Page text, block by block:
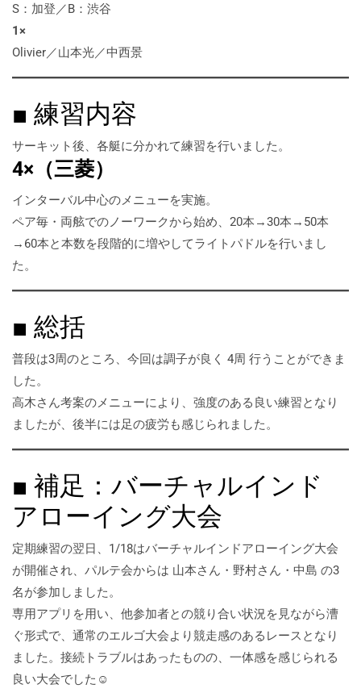
S：加登／B：渋谷
1×
Olivier／山本光／中西景
■ 練習内容
サーキット後、各艇に分かれて練習を行いました。
4×（三菱）
インターバル中心のメニューを実施。
ペア毎・両舷でのノーワークから始め、20本→30本→50本
→60本と本数を段階的に増やしてライトパドルを行いまし
た。
■ 総括
普段は3周のところ、今回は調子が良く 4周 行うことができま
した。
高木さん考案のメニューにより、強度のある良い練習となり
ましたが、後半には足の疲労も感じられました。
■ 補足：バーチャルインド
アローイング大会
定期練習の翌日、1/18はバーチャルインドアローイング大会
が開催され、パルテ会からは 山本さん・野村さん・中島 の3
名が参加しました。
専用アプリを用い、他参加者との競り合い状況を見ながら漕
ぐ形式で、通常のエルゴ大会より競走感のあるレースとなり
ました。接続トラブルはあったものの、一体感を感じられる
良い大会でした☺